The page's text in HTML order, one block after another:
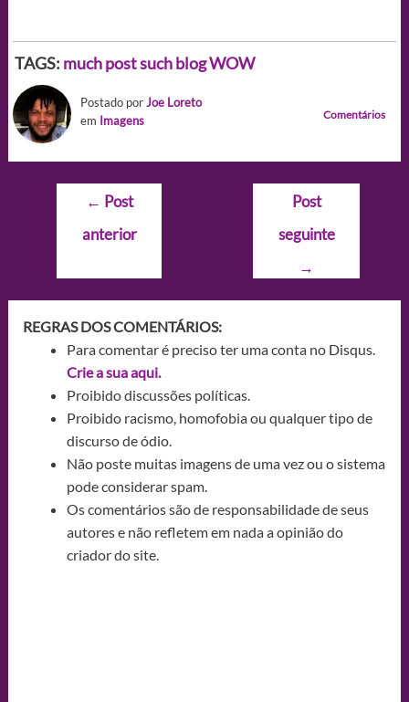
TAGS: much postsuch blogWOW
Postado porJoe Loreto
em Imagens Comentários
Navegação
Post
← Post
anterior
Post
seguinte
→
REGRAS DOS COMENTÁRIOS:
Para comentar é preciso ter uma conta no Disqus.
Crie a sua aqui.
Proibido discussões políticas.
Proibido racismo, homofobia ou qualquer tipo de
discurso de ódio.
Não poste muitas imagens de uma vez ou o sistema
pode considerar spam.
Os comentários são de responsabilidade de seus
autores e não refletem em nada a opinião do
criador do site.